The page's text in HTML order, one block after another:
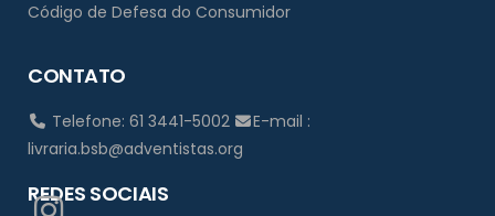
Código de Defesa do Consumidor
CONTATO
Telefone: 61 3441-5002
E-mail :
livraria.bsb@adventistas.org
REDES SOCIAIS